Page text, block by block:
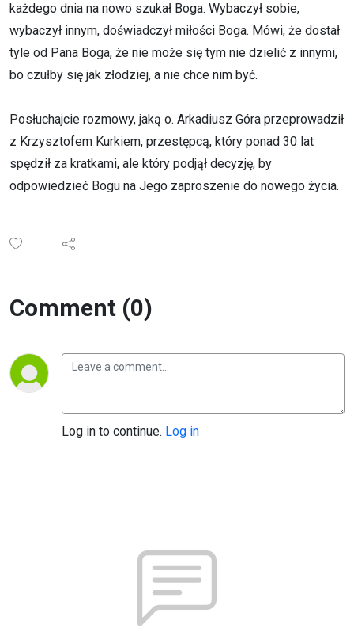
każdego dnia na nowo szukał Boga. Wybaczył sobie,
wybaczył innym, doświadczył miłości Boga. Mówi, że dostał
tyle od Pana Boga, że nie może się tym nie dzielić z innymi,
bo czułby się jak złodziej, a nie chce nim być.
Posłuchajcie rozmowy, jaką o. Arkadiusz Góra przeprowadził
z Krzysztofem Kurkiem, przestępcą, który ponad 30 lat
spędził za kratkami, ale który podjął decyzję, by
odpowiedzieć Bogu na Jego zaproszenie do nowego życia.
Comment (0)
Log in to continue. Log in